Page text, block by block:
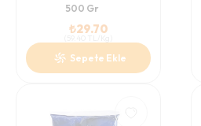
500 Gr
₺29.70
Sepete Ekle